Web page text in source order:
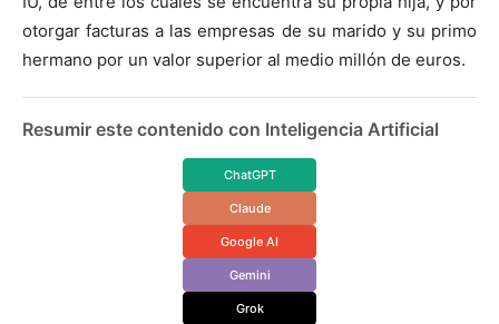
otorgar facturas a las empresas de su marido y su primo
hermano por un valor superior al medio millón de euros.
Resumir este contenido con Inteligencia Artificial
ChatGPT
Claude
Google AI
Gemini
Grok